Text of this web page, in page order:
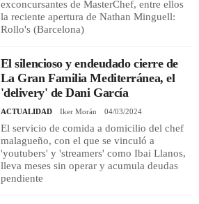
exconcursantes de MasterChef, entre ellos
la reciente apertura de Nathan Minguell:
Rollo's (Barcelona)
El silencioso y endeudado cierre de
La Gran Familia Mediterránea, el
'delivery' de Dani García
ACTUALIDAD Iker Morán 04/03/2024
El servicio de comida a domicilio del chef
malagueño, con el que se vinculó a
'youtubers' y 'streamers' como Ibai Llanos,
lleva meses sin operar y acumula deudas
pendiente